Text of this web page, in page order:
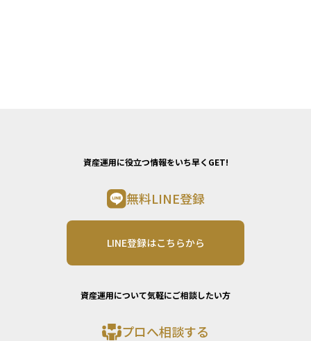
資産運用に役立つ情報をいち早くGET!
無料LINE登録
LINE登録はこちらから
資産運用について気軽にご相談したい方
プロへ相談する